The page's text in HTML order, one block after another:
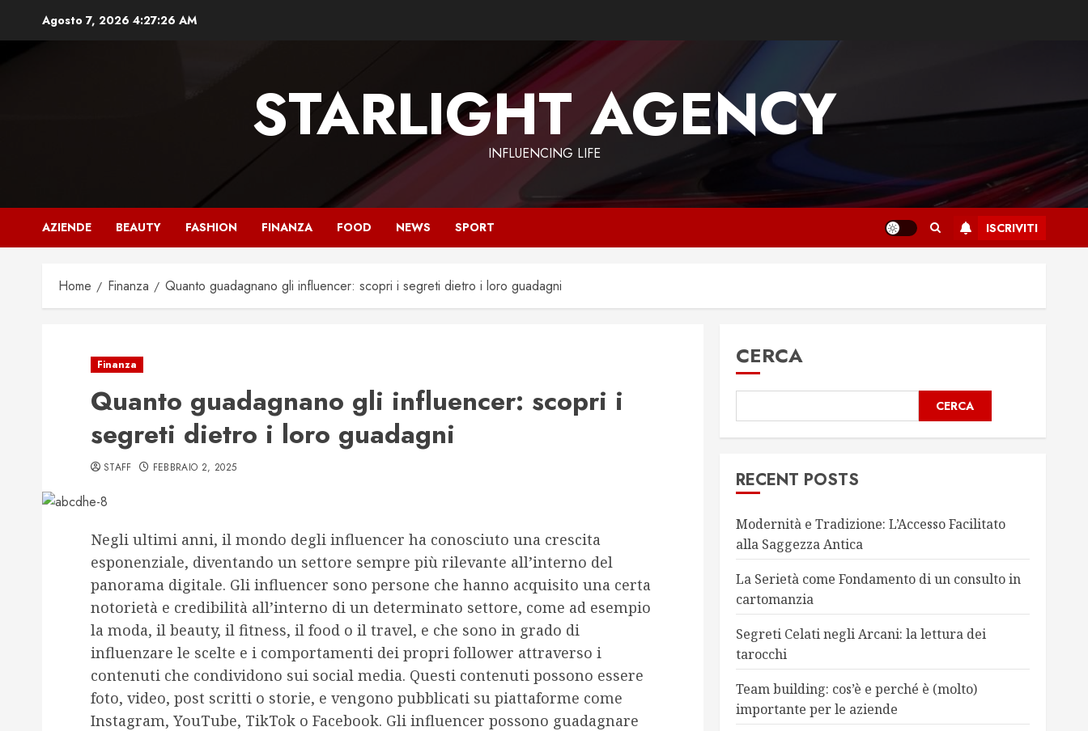
Agosto 7, 2026 4:27:27 AM
STARLIGHT AGENCY
INFLUENCING LIFE
AZIENDE BEAUTY FASHION FINANZA FOOD NEWS SPORT ISCRIVITI
Home Finanza Quanto guadagnano gli influencer: scopri i segreti dietro i loro guadagni
Finanza
Quanto guadagnano gli influencer: scopri i
segreti dietro i loro guadagni
STAFF FEBBRAIO 2, 2025
Negli ultimi anni, il mondo degli influencer ha conosciuto una crescita
esponenziale, diventando un settore sempre più rilevante all’interno del
panorama digitale. Gli influencer sono persone che hanno acquisito una certa
notorietà e credibilità all’interno di un determinato settore, come ad esempio
la moda, il beauty, il fitness, il food o il travel, e che sono in grado di
influenzare le scelte e i comportamenti dei propri follower attraverso i
contenuti che condividono sui social media. Questi contenuti possono essere
foto, video, post scritti o storie, e vengono pubblicati su piattaforme come
Instagram, YouTube, TikTok o Facebook. Gli influencer possono guadagnare
CERCA
CERCA
RECENT POSTS
Modernità e Tradizione: L’Accesso Facilitato
alla Saggezza Antica
La Serietà come Fondamento di un consulto in
cartomanzia
Segreti Celati negli Arcani: la lettura dei
tarocchi
Team building: cos’è e perché è (molto)
importante per le aziende